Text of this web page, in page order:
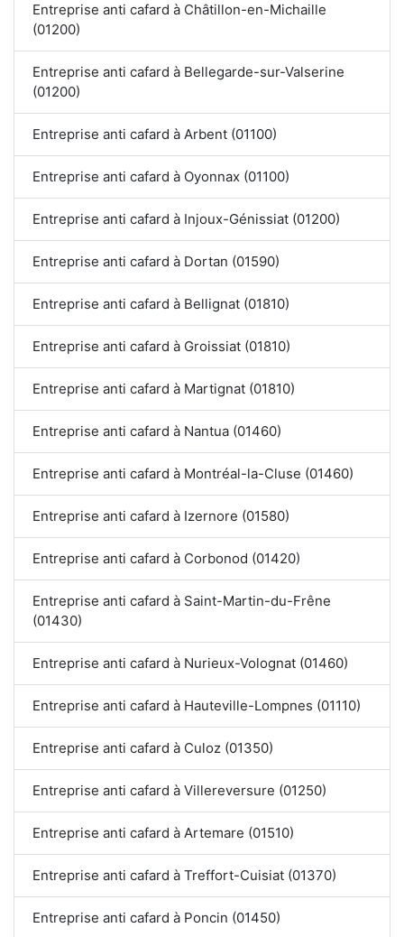
Entreprise anti cafard à Châtillon-en-Michaille
(01200)
Entreprise anti cafard à Bellegarde-sur-Valserine
(01200)
Entreprise anti cafard à Arbent (01100)
Entreprise anti cafard à Oyonnax (01100)
Entreprise anti cafard à Injoux-Génissiat (01200)
Entreprise anti cafard à Dortan (01590)
Entreprise anti cafard à Bellignat (01810)
Entreprise anti cafard à Groissiat (01810)
Entreprise anti cafard à Martignat (01810)
Entreprise anti cafard à Nantua (01460)
Entreprise anti cafard à Montréal-la-Cluse (01460)
Entreprise anti cafard à Izernore (01580)
Entreprise anti cafard à Corbonod (01420)
Entreprise anti cafard à Saint-Martin-du-Frêne
(01430)
Entreprise anti cafard à Nurieux-Volognat (01460)
Entreprise anti cafard à Hauteville-Lompnes (01110)
Entreprise anti cafard à Culoz (01350)
Entreprise anti cafard à Villereversure (01250)
Entreprise anti cafard à Artemare (01510)
Entreprise anti cafard à Treffort-Cuisiat (01370)
Entreprise anti cafard à Poncin (01450)